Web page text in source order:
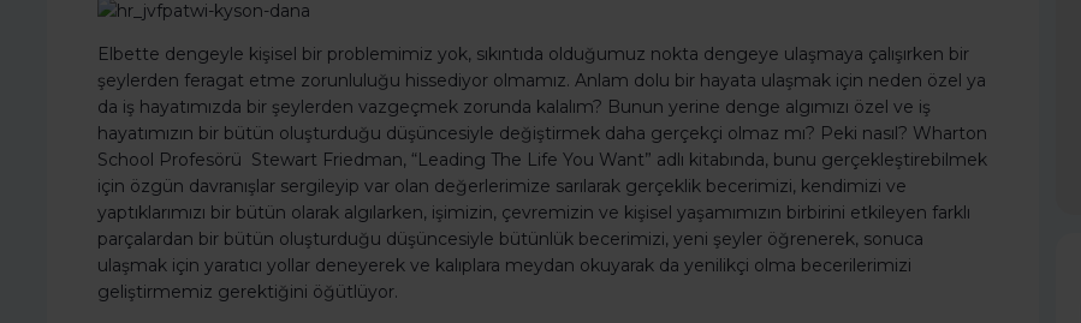
Elbette dengeyle kişisel bir problemimiz yok, sıkıntıda olduğumuz nokta dengeye ulaşmaya çalışırken bir
şeylerden feragat etme zorunluluğu hissediyor olmamız. Anlam dolu bir hayata ulaşmak için neden özel ya
da iş hayatımızda bir şeylerden vazgeçmek zorunda kalalım? Bunun yerine denge algımızı özel ve iş
hayatımızın bir bütün oluşturduğu düşüncesiyle değiştirmek daha gerçekçi olmaz mı? Peki nasıl? Wharton
School Profesörü Stewart Friedman, “Leading The Life You Want” adlı kitabında, bunu gerçekleştirebilmek
için özgün davranışlar sergileyip var olan değerlerimize sarılarak gerçeklik becerimizi, kendimizi ve
yaptıklarımızı bir bütün olarak algılarken, işimizin, çevremizin ve kişisel yaşamımızın birbirini etkileyen farklı
parçalardan bir bütün oluşturduğu düşüncesiyle bütünlük becerimizi, yeni şeyler öğrenerek, sonuca
ulaşmak için yaratıcı yollar deneyerek ve kalıplara meydan okuyarak da yenilikçi olma becerilerimizi
geliştirmemiz gerektiğini öğütlüyor.